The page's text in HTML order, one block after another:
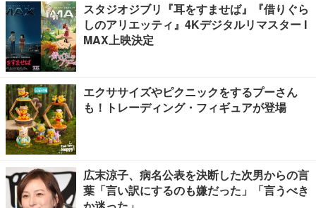
スタジオジブリ『耳をすませば』『借りぐら
しのアリエッティ』4Kデジタルリマスター I
MAX上映決定
エクササイズやピクニックをするプーさん
も！トレーディング・フィギュアが登場
広末涼子、病名公表を決断した次男からの言
葉「言い訳にするのも嫌だった」「言うべき